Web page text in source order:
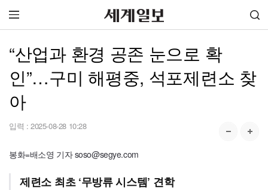
“산업과 환경 공존 눈으로 확
인”…구미 해평중, 석포제련소 찾
아
입력 : 2025-08-28 10:28
봉화=배소영 기자 soso@segye.com
제련소 최초 ‘무방류 시스템’ 견학